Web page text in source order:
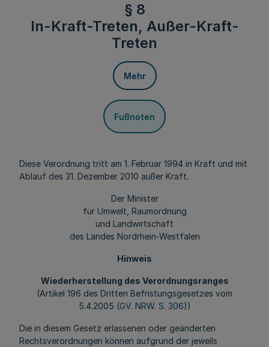
§ 8
In-Kraft-Treten, Außer-Kraft-
Treten
Mehr
Fußnoten
Diese Verordnung tritt am 1. Februar 1994 in Kraft und mit
Ablauf des 31. Dezember 2010 außer Kraft.
Der Minister
für Umwelt, Raumordnung
und Landwirtschaft
des Landes Nordrhein-Westfalen
Hinweis
Wiederherstellung des Verordnungsranges
(Artikel 196 des Dritten Befristungsgesetzes vom
5.4.2005 (GV. NRW. S. 306))
Die in diesem Gesetz erlassenen oder geänderten
Rechtsverordnungen können aufgrund der jeweils